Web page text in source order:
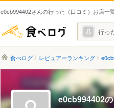
e0cb994402さんの行った（口コミ）お店一
食べログ 行っ
食べログ レビュアーランキング
e0cb994402